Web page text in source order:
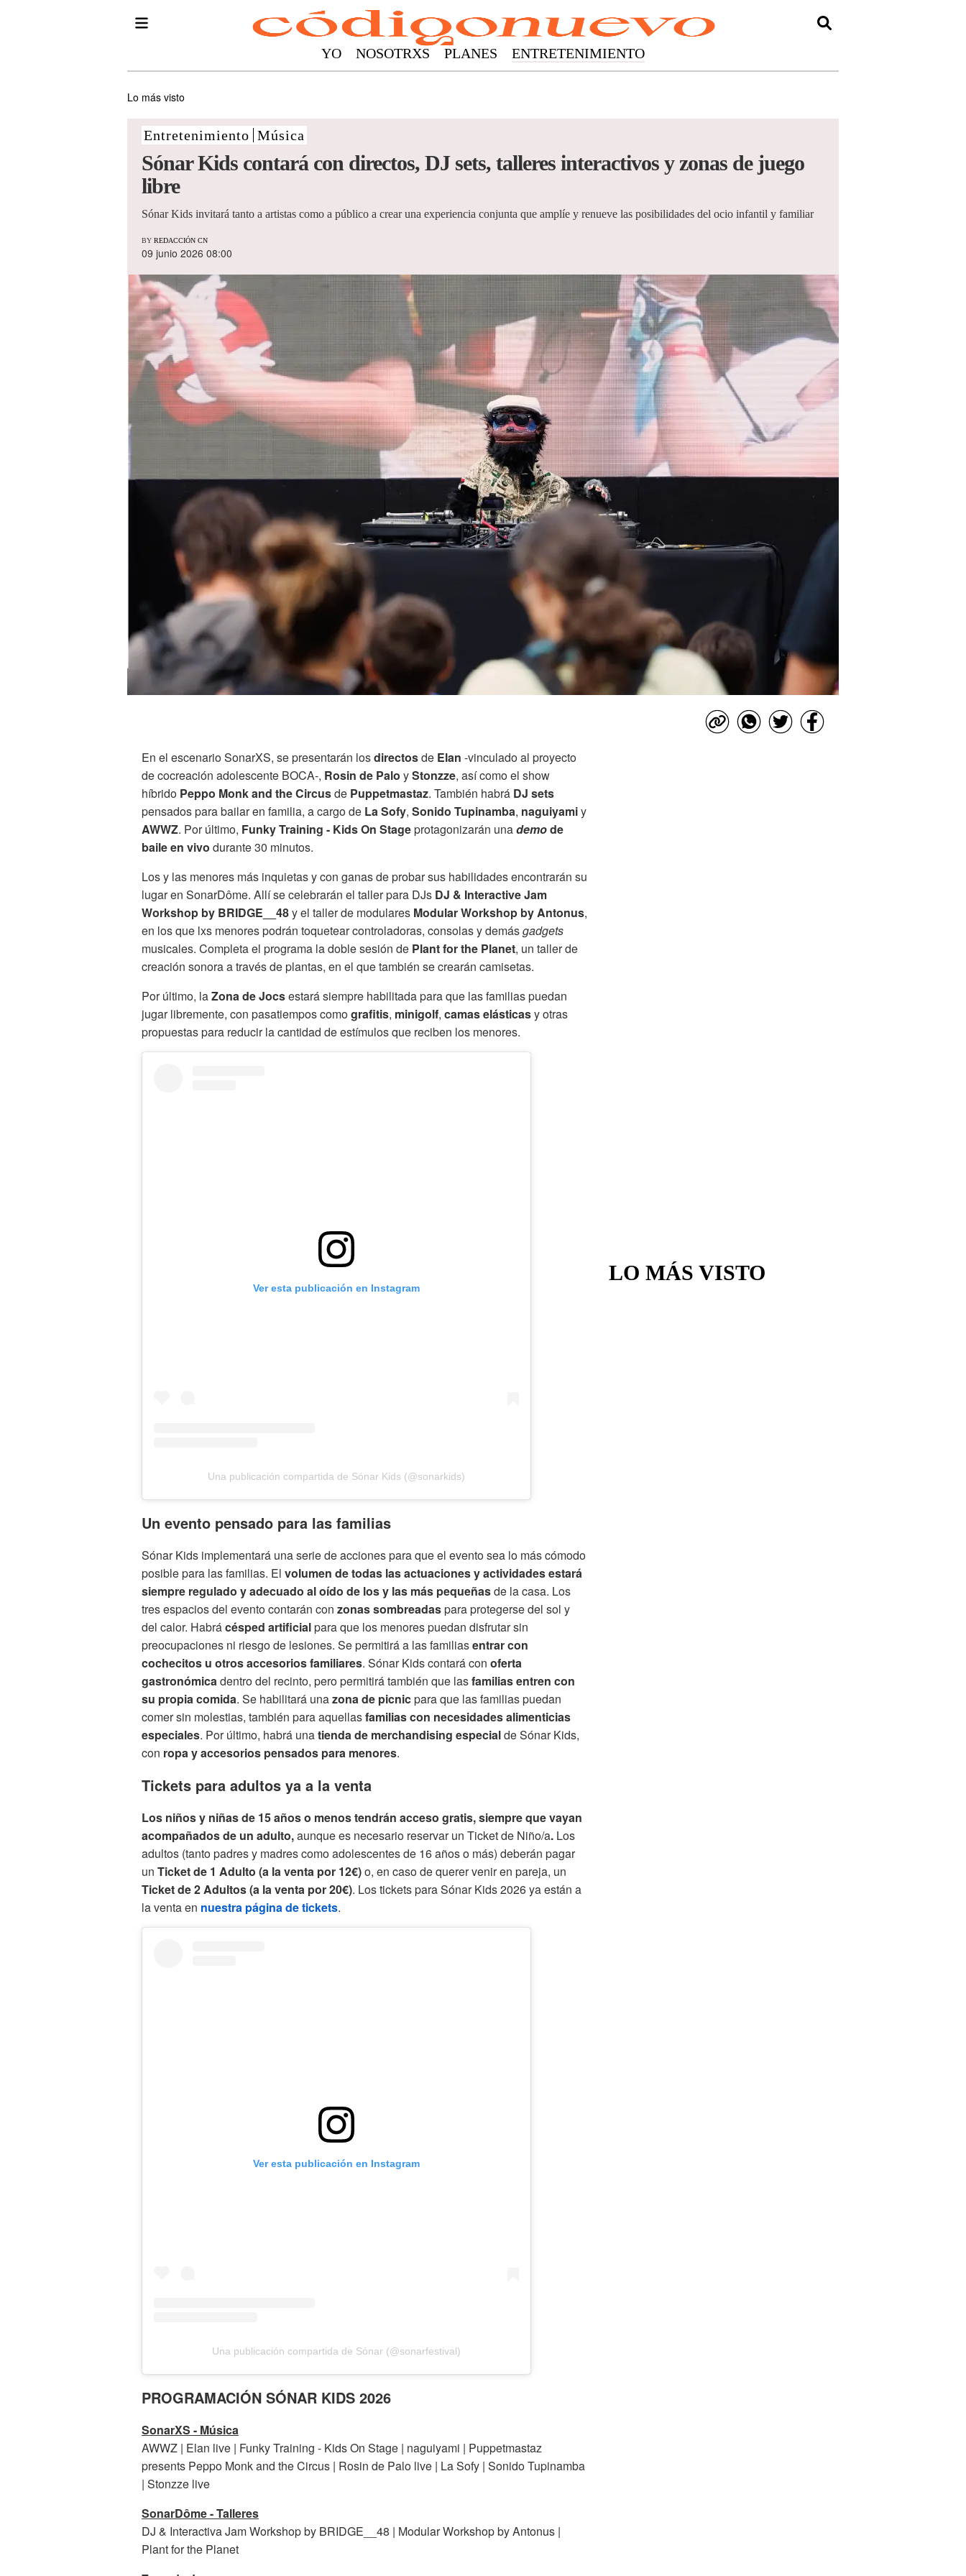
YO NOSOTRXS PLANES ENTRETENIMIENTO
Lo más visto
Entretenimiento Música
Sónar Kids contará con directos, DJ sets, talleres interactivos y zonas de juego
libre
Sónar Kids invitará tanto a artistas como a público a crear una experiencia conjunta que amplíe y renueve las posibilidades del ocio infantil y familiar
BY REDACCIÓN CN
09 junio 2026 08:00
En el escenario SonarXS, se presentarán losdirectosde Elan -vinculado al proyecto
de cocreación adolescente BOCA-, Rosin de Palo yStonzze, así como el show
híbrido Peppo Monk and the Circusde Puppetmastaz. También habrá DJ sets
pensados para bailar en familia, a cargo de La Sofy, Sonido Tupinamba, naguiyamiy
AWWZ. Por último, Funky Training - Kids On Stageprotagonizarán unademode
baile en vivo durante 30 minutos.
Los y las menores más inquietas y con ganas de probar sus habilidades encontrarán su
lugar en SonarDôme. Allí se celebrarán el taller para DJs DJ & Interactive Jam
Workshop by BRIDGE__48y el taller de modulares Modular Workshop by Antonus,
en los que lxs menores podrán toquetear controladoras, consolas y demásgadgets
musicales. Completa el programa la doble sesión de Plant for the Planet, un taller de
creación sonora a través de plantas, en el que también se crearán camisetas.
Por último, laZona de Jocsestará siempre habilitada para que las familias puedan
jugar libremente, con pasatiempos comografitis, minigolf, camas elásticasy otras
propuestas para reducir la cantidad de estímulos que reciben los menores.
Ver esta publicación en Instagram
Una publicación compartida de Sónar Kids (@sonarkids)
Un evento pensado para las familias
Sónar Kids implementará una serie de acciones para que el evento sea lo más cómodo
posible para las familias. El volumen de todas las actuaciones y actividades estará
siempre regulado y adecuado al oído de los y las más pequeñasde la casa. Los
tres espacios del evento contarán con zonas sombreadaspara protegerse del sol y
del calor. Habrácésped artificialpara que los menores puedan disfrutar sin
preocupaciones ni riesgo de lesiones. Se permitirá a las familiasentrar con
cochecitos u otros accesorios familiares. Sónar Kids contará con oferta
gastronómicadentro del recinto, pero permitirá también que lasfamilias entren con
su propia comida. Se habilitará unazona de picnicpara que las familias puedan
comer sin molestias, también para aquellasfamilias con necesidades alimenticias
especiales. Por último, habrá unatienda de merchandising especialde Sónar Kids,
con ropa y accesorios pensados para menores.
Tickets para adultos ya a la venta
Los niños y niñas de 15 años o menos tendrán acceso gratis, siempre que vayan
acompañados de un adulto,aunque es necesario reservar un Ticket de Niño/a. Los
adultos (tanto padres y madres como adolescentes de 16 años o más) deberán pagar
un Ticket de 1 Adulto (a la venta por 12€)o, en caso de querer venir en pareja, un
Ticket de 2 Adultos (a la venta por 20€). Los tickets para Sónar Kids 2026 ya están a
la venta en nuestra página de tickets.
Ver esta publicación en Instagram
Una publicación compartida de Sónar (@sonarfestival)
PROGRAMACIÓN SÓNAR KIDS 2026
SonarXS - Música
AWWZ | Elan live | Funky Training - Kids On Stage | naguiyami | Puppetmastaz
presents Peppo Monk and the Circus | Rosin de Palo live | La Sofy | Sonido Tupinamba
| Stonzze live
SonarDôme - Talleres
DJ & Interactiva Jam Workshop by BRIDGE__48 | Modular Workshop by Antonus |
Plant for the Planet
LO MÁS VISTO